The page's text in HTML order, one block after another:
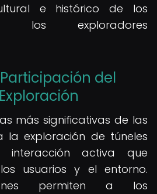
e histórico de los
los exploradores
del
más significativas de las
la exploración de túneles
interacción activa que
usuarios y el entorno.
permiten a los